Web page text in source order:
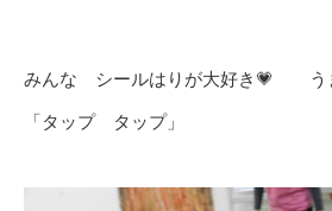
みんな シールはりが大好き💗 う
「タップ タップ」